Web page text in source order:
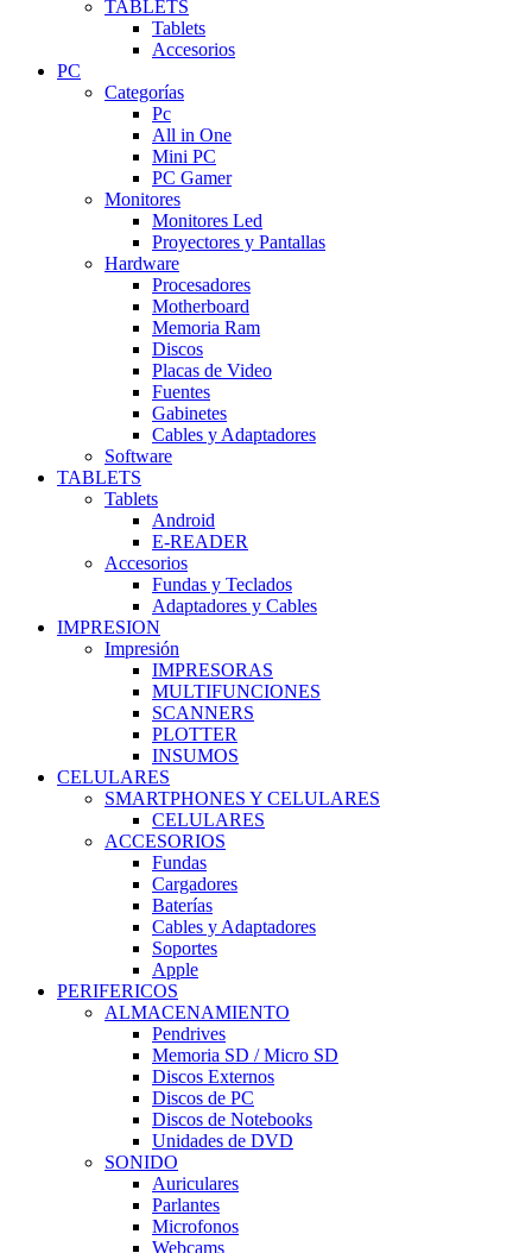
TABLETS
Tablets
Accesorios
PC
Categorías
Pc
All in One
Mini PC
PC Gamer
Monitores
Monitores Led
Proyectores y Pantallas
Hardware
Procesadores
Motherboard
Memoria Ram
Discos
Placas de Video
Fuentes
Gabinetes
Cables y Adaptadores
Software
TABLETS
Tablets
Android
E-READER
Accesorios
Fundas y Teclados
Adaptadores y Cables
IMPRESION
Impresión
IMPRESORAS
MULTIFUNCIONES
SCANNERS
PLOTTER
INSUMOS
CELULARES
SMARTPHONES Y CELULARES
CELULARES
ACCESORIOS
Fundas
Cargadores
Baterías
Cables y Adaptadores
Soportes
Apple
PERIFERICOS
ALMACENAMIENTO
Pendrives
Memoria SD / Micro SD
Discos Externos
Discos de PC
Discos de Notebooks
Unidades de DVD
SONIDO
Auriculares
Parlantes
Microfonos
Webcams